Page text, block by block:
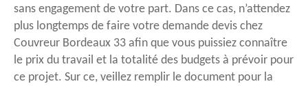
sans engagement de votre part. Dans ce cas, n’attendez
plus longtemps de faire votre demande devis chez
Couvreur Bordeaux 33 afin que vous puissiez connaître
le prix du travail et la totalité des budgets à prévoir pour
ce projet. Sur ce, veillez remplir le document pour la